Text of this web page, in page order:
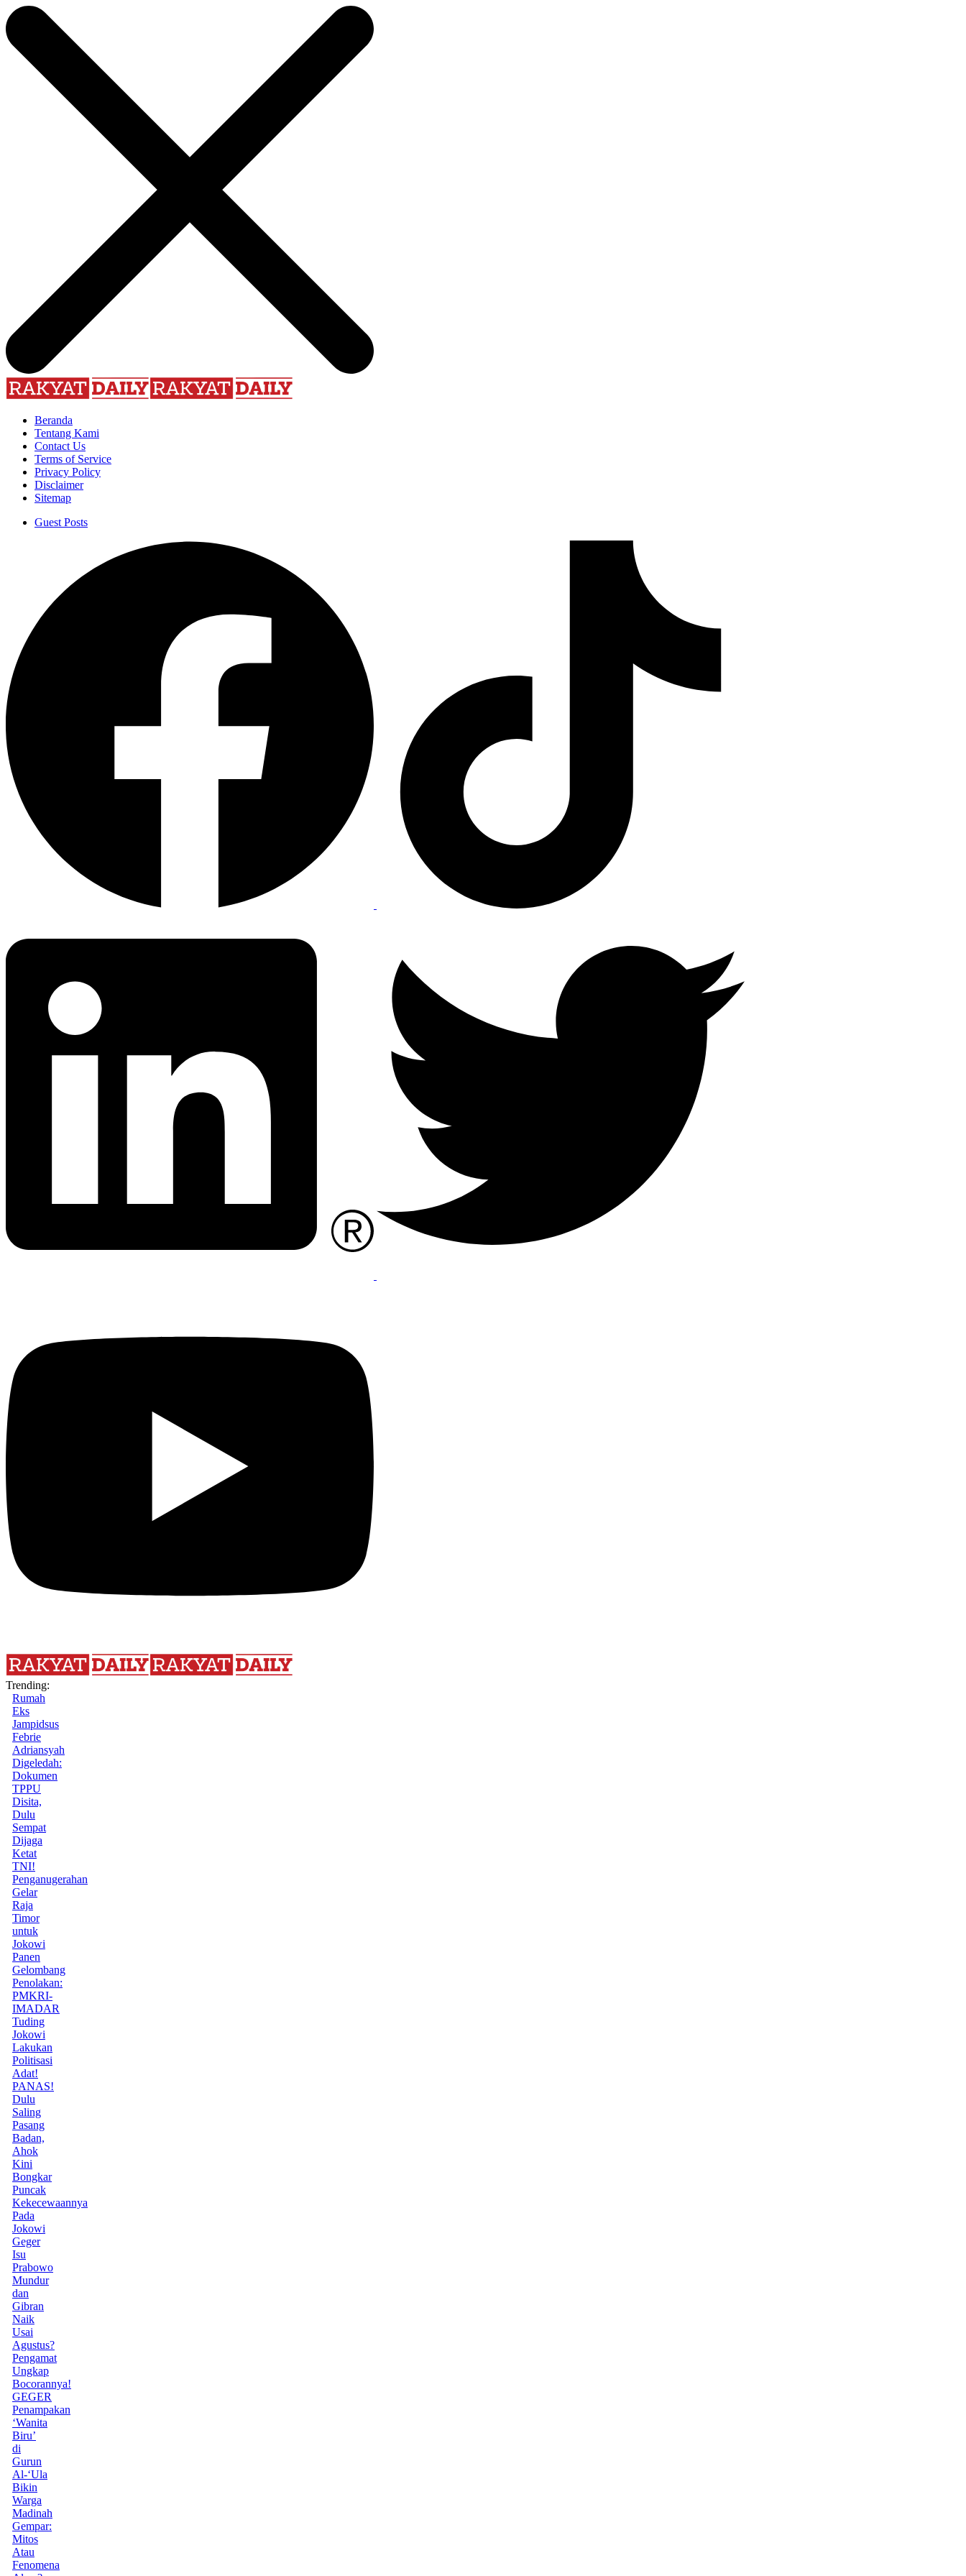
Beranda
Tentang Kami
Contact Us
Terms of Service
Privacy Policy
Disclaimer
Sitemap
Guest Posts
Trending:
Rumah
Eks
Jampidsus
Febrie
Adriansyah
Digeledah:
Dokumen
TPPU
Disita,
Dulu
Sempat
Dijaga
Ketat
TNI!
Penganugerahan
Gelar
Raja
Timor
untuk
Jokowi
Panen
Gelombang
Penolakan:
PMKRI-
IMADAR
Tuding
Jokowi
Lakukan
Politisasi
Adat!
PANAS!
Dulu
Saling
Pasang
Badan,
Ahok
Kini
Bongkar
Puncak
Kekecewaannya
Pada
Jokowi
Geger
Isu
Prabowo
Mundur
dan
Gibran
Naik
Usai
Agustus?
Pengamat
Ungkap
Bocorannya!
GEGER
Penampakan
‘Wanita
Biru’
di
Gurun
Al-‘Ula
Bikin
Warga
Madinah
Gempar:
Mitos
Atau
Fenomena